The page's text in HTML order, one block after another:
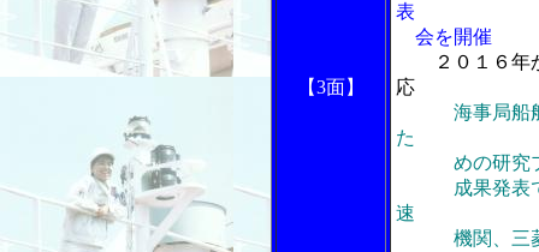
【3面】
表
会を開催
２０１６
応
海事局船
た
めの研究プ
成果発表で
速
機関、三菱